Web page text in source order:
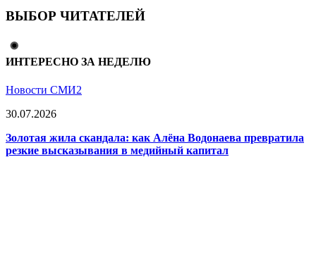
ВЫБОР ЧИТАТЕЛЕЙ
ИНТЕРЕСНО ЗА НЕДЕЛЮ
Новости СМИ2
30.07.2026
Золотая жила скандала: как Алёна Водонаева превратила
резкие высказывания в медийный капитал